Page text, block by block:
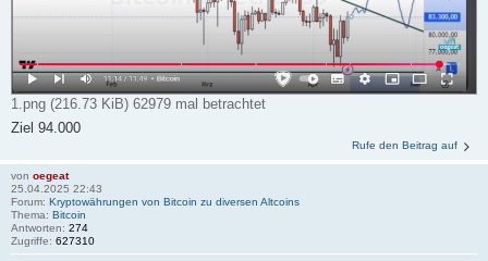
1.png (216.73 KiB) 62979 mal betrachtet
Ziel 94.000
Rufe den Beitrag auf
von oegeat
25.04.2025 22:43
Forum: Kryptowährungen von Bitcoin zu diversen Altcoins
Thema: Bitcoin
Antworten: 274
Zugriffe: 627310